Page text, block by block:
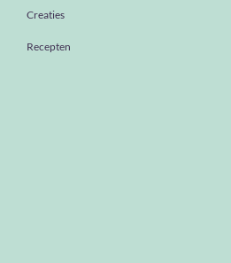
Creaties
Recepten